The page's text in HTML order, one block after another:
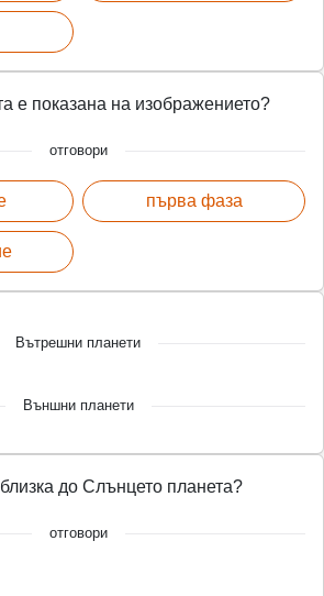
е показана на изображението?
отговори
първа фаза
Вътрешни планети
Външни планети
до Слънцето планета?
отговори